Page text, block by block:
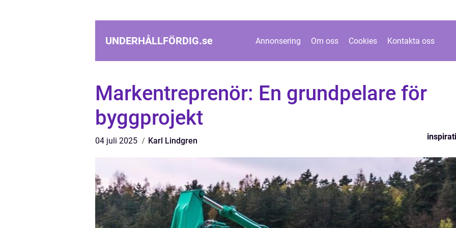
UNDERHÅLLFÖRDIG.se Annonsering Om oss Cookies Kontakta oss
Markentreprenör: En grundpelare för
byggprojekt
04 juli 2025 Karl Lindgren